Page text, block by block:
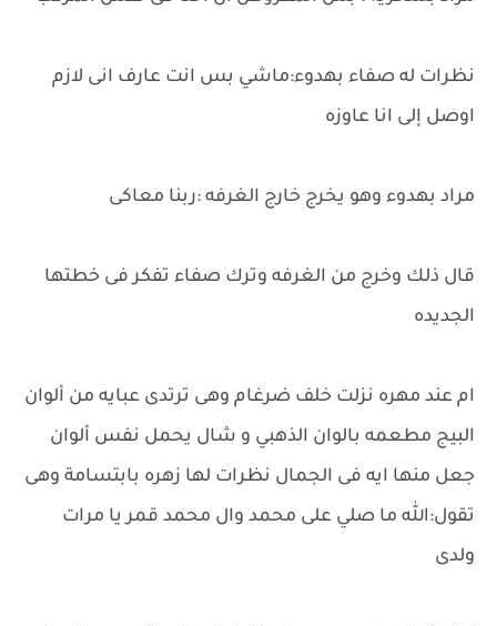
نظرات له صفاء بهدوء:ماشي بس انت عارف انى لازم
اوصل إلى انا عاوزه
مراد بهدوء وهو يخرج خارج الغرفه :ربنا معاكى
قال ذلك وخرج من الغرفه وترك صفاء تفكر فى خطتها
الجديده
ام عند مهره نزلت خلف ضرغام وهى ترتدى عبايه من ألوان
البيج مطعمه بالوان الذهبي و شال يحمل نفس ألوان
جعل منها ايه فى الجمال نظرات لها زهره بابتسامة وهى
تقول:الله ما صلي على محمد وال محمد قمر يا مرات
ولدى